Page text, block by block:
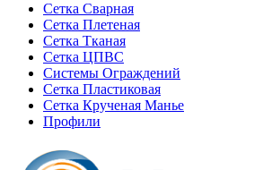
Сетка Сварная
Сетка Плетеная
Сетка Тканая
Сетка ЦПВС
Системы Ограждений
Сетка Пластиковая
Сетка Крученая Манье
Профили